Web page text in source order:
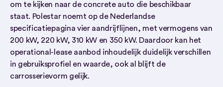
om te kijken naar de concrete auto die beschikbaar
staat. Polestar noemt op de Nederlandse
specificatiepagina vier aandrijflijnen, met vermogens van
200 kW, 220 kW, 310 kW en 350 kW. Daardoor kan het
operational-lease aanbod inhoudelijk duidelijk verschillen
in gebruiksprofiel en waarde, ook al blijft de
carrosserievorm gelijk.